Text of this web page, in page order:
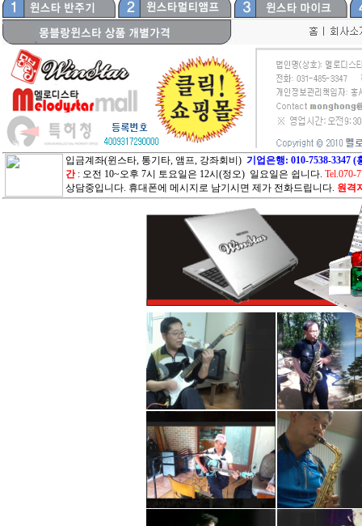
입금계좌(윈스타, 통기타, 앰프, 강좌회비) 기업은행: 010-7538-3347
간 : 오전 10~오후 7시 토요일은 12시(정오) 일요일은 쉽니다. Tel.070-
상담중입니다. 휴대폰에 메시지로 남기시면 제가 전화드립니다. 원격